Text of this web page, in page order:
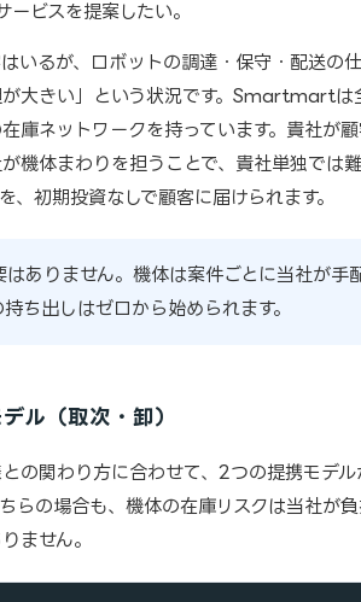
ービスを提案したい。
いるが、ロボットの調達・保守・配送の
が大きい」という状況です。Smartmartは
庫ネットワークを持っています。貴社が
機体まわりを担うことで、貴社単独では
、初期投資なしで顧客に届けられます。
はありません。機体は案件ごとに当社が手
ち出しはゼロから始められます。
ル（取次・卸）
の関わり方に合わせて、2つの提携モデ
らの場合も、機体の在庫リスクは当社が
ません。